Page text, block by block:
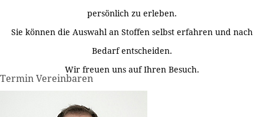
persönlich zu erleben.
Sie können die Auswahl an Stoffen selbst erfahren und nach
Bedarf entscheiden.
Wir freuen uns auf Ihren Besuch.
Termin Vereinbaren